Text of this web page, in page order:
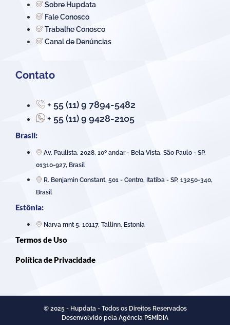
Sobre Hupdata
Fale Conosco
Trabalhe Conosco
Canal de Denúncias
Contato
+ 55 (11) 9 7894-5482
+ 55 (11) 9 9428-2105
Brasil:
Av. Paulista, 2028, 10º andar - Bela Vista, São Paulo - SP,
01310-927, Brasil
R. Benjamin Constant, 501 - Centro, Itatiba - SP, 13250-340,
Brasil
Estônia:
Narva mnt 5, 10117, Tallinn, Estonia
Termos de Uso
Política de Privacidade
© 2025 - Hupdata - Todos os Direitos Reservados
Desenvolvido pela Agência PSMÍDIA